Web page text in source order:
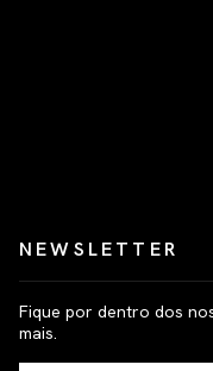
NEWSLETTER
Fique por dentro dos
mais.